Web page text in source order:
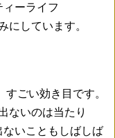
ーライフ
にしています。
、すごい効き目です。
ないのは当たり
いこともしばしば